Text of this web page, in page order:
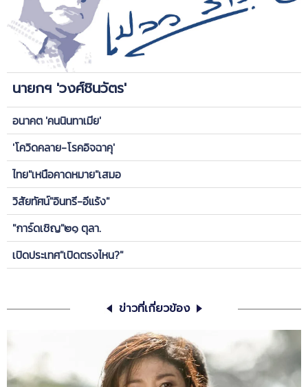
นายกฯ 'วงศ์ชินวัตร'
อนาคต 'คนนินทาเมีย'
'โควิดคลาย-โรคอิจฉาคุ'
ไทย"เหนือคาดหมาย"เสมอ
วิสัยทัศน์"อินทรี-อีแร้ง"
"การ์ดเชิญ"๒๑ ตุลา.
เปิดประเทศ"เปิดตรงไหน?"
ข่าวที่เกี่ยวข้อง